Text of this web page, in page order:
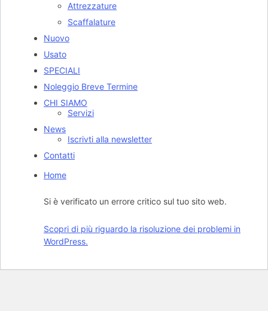
Attrezzature
Scaffalature
Nuovo
Usato
SPECIALI
Noleggio Breve Termine
CHI SIAMO
Servizi
News
Iscrivti alla newsletter
Contatti
Home
Si è verificato un errore critico sul tuo sito web.
Scopri di più riguardo la risoluzione dei problemi in
WordPress.